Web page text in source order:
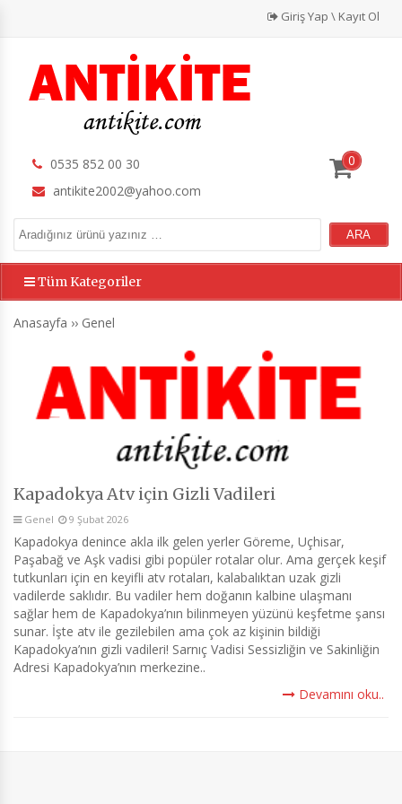
Giriş Yap \ Kayıt Ol
0535 852 00 30
antikite2002@yahoo.com
0
Tüm Kategoriler
Anasayfa ›› Genel
Kapadokya Atv için Gizli Vadileri
Genel 9 Şubat 2026
Kapadokya denince akla ilk gelen yerler Göreme, Uçhisar,
Paşabağ ve Aşk vadisi gibi popüler rotalar olur. Ama gerçek keşif
tutkunları için en keyifli atv rotaları, kalabalıktan uzak gizli
vadilerde saklıdır. Bu vadiler hem doğanın kalbine ulaşmanı
sağlar hem de Kapadokya’nın bilinmeyen yüzünü keşfetme şansı
sunar. İşte atv ile gezilebilen ama çok az kişinin bildiği
Kapadokya’nın gizli vadileri! Sarnıç Vadisi Sessizliğin ve Sakinliğin
Adresi Kapadokya’nın merkezine..
Devamını oku..